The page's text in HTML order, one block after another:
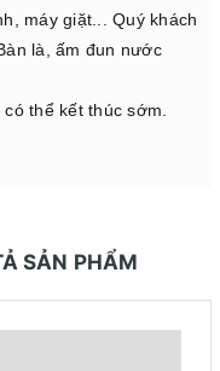
máy giặt... Quý khách
là, ấm đun nước
có thể kết thúc sớm.
SẢN PHẨM